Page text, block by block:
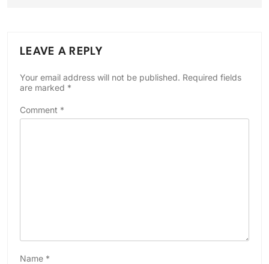
LEAVE A REPLY
Your email address will not be published. Required fields
are marked *
Comment *
Name *